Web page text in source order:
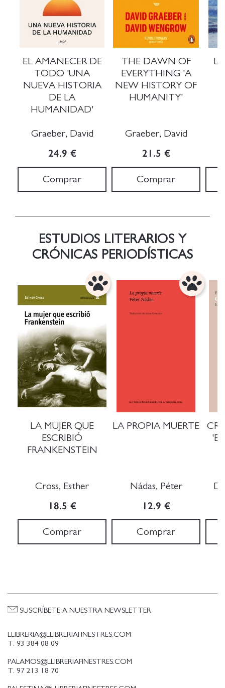
EL AMANECER DE
TODO 'UNA
NUEVA HISTORIA
DE LA
HUMANIDAD'
Graeber, David
24.9 €
Comprar
THE DAWN OF
EVERYTHING 'A
NEW HISTORY OF
HUMANITY'
Graeber, David
21.5 €
Comprar
ESTUDIOS LITERARIOS Y
CRÓNICAS PERIODÍSTICAS
LA MUJER QUE
ESCRIBIÓ
FRANKENSTEIN
Cross, Esther
18.5 €
Comprar
LA PROPIA MUERTE
Nádas, Péter
12.9 €
Comprar
LLIBRERIA@LLIBRERIAFINESTRES.COM
T. 93 384 08 09
PALAMOS@LLIBRERIAFINESTRES.COM
T. 97 213 18 70
SUSCRÍBETE A NUESTRA NEWSLETTER